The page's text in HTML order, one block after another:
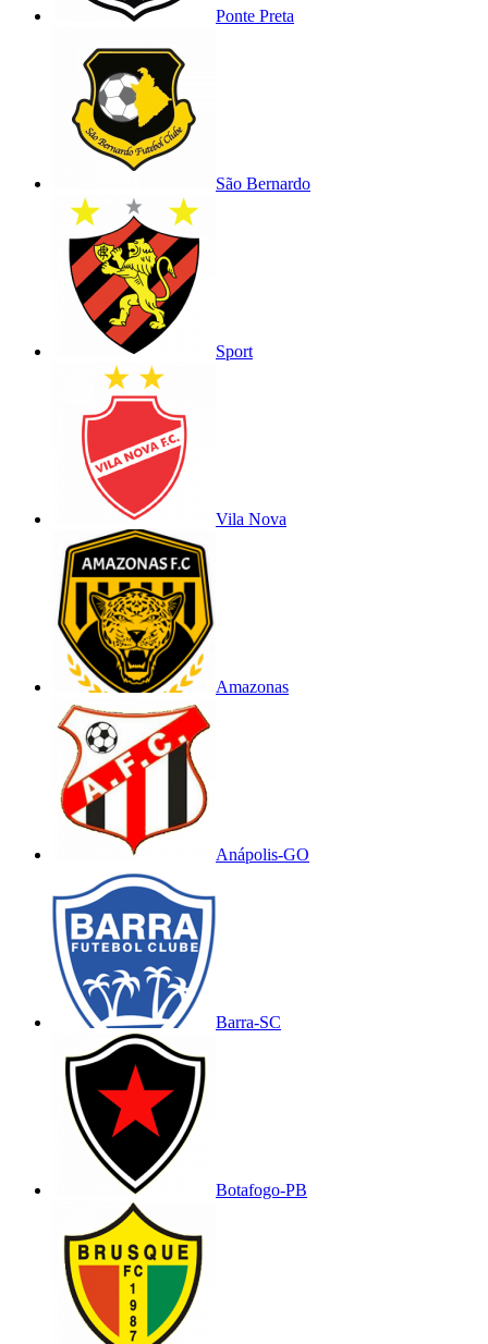
Ponte Preta
São Bernardo
Sport
Vila Nova
Amazonas
Anápolis-GO
Barra-SC
Botafogo-PB